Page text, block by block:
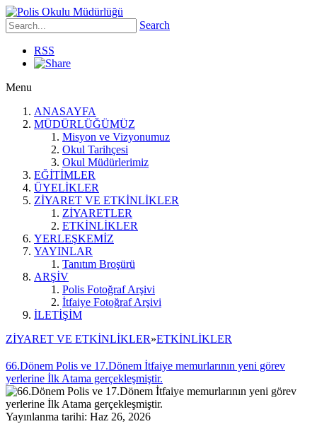
Search
RSS
Menu
ANASAYFA
MÜDÜRLÜĞÜMÜZ
Misyon ve Vizyonumuz
Okul Tarihçesi
Okul Müdürlerimiz
EĞİTİMLER
ÜYELİKLER
ZİYARET VE ETKİNLİKLER
ZİYARETLER
ETKİNLİKLER
YERLEŞKEMİZ
YAYINLAR
Tanıtım Broşürü
ARŞİV
Polis Fotoğraf Arşivi
İtfaiye Fotoğraf Arşivi
İLETİŞİM
ZİYARET VE ETKİNLİKLER»ETKİNLİKLER
66.Dönem Polis ve 17.Dönem İtfaiye memurlarının yeni görev
yerlerine İlk Atama gerçekleşmiştir.
Yayınlanma tarihi: Haz 26, 2026